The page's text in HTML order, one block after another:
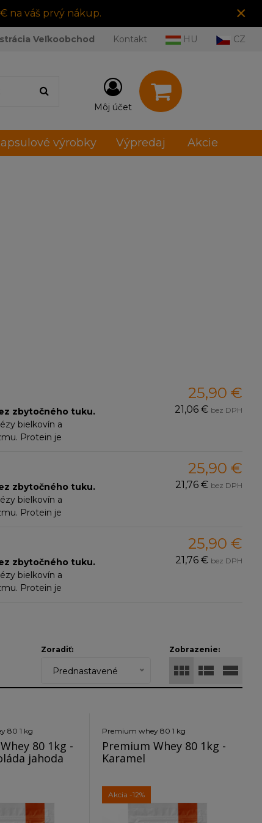
na váš prvý nákup. ×
Veľkoobchod Kontakt HU CZ
Môj účet
výrobky Výpredaj Akcie
zbytočného tuku.
bielkovín a
Protein je
diét.
25,90 €
21,06 € bez DPH
zbytočného tuku.
bielkovín a
Protein je
25,90 €
21,76 € bez DPH
zbytočného tuku.
bielkovín a
Protein je
diét.
25,90 €
21,76 € bez DPH
Zobrazenie:
Zoradiť:
Prednastavené
80 1 kg
80 1kg -
jahoda
Premium whey 80 1 kg
Premium Whey 80 1kg -
Karamel
Akcia -12%